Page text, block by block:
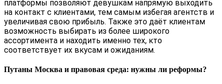
платформы позволяют девушкам напрямую выходить
на контакт с клиентами, тем самым избегая агентств и
увеличивая свою прибыль. Также это даёт клиентам
возможность выбирать из более широкого
ассортимента и находить именно тех, кто
соответствует их вкусам и ожиданиям.
Путаны Москва и правовая среда: нужны ли реформы?